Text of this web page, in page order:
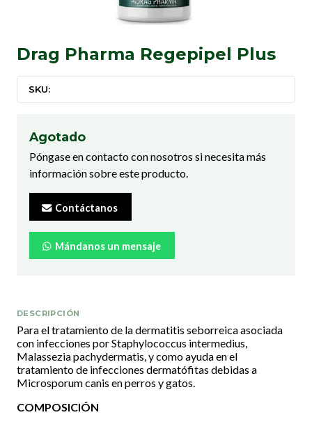
Drag Pharma Regepipel Plus
SKU:
Agotado
Póngase en contacto con nosotros si necesita más
información sobre este producto.
Contáctanos
Mándanos un mensaje
DESCRIPCIÓN
Para el tratamiento de la dermatitis seborreica asociada
con infecciones por Staphylococcus intermedius,
Malassezia pachydermatis, y como ayuda en el
tratamiento de infecciones dermatófitas debidas a
Microsporum canis en perros y gatos.
COMPOSICIÓN